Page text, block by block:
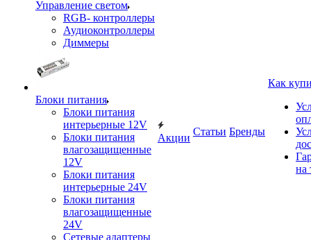
Управление светом
RGB- контроллеры
Аудиоконтроллеры
Диммеры
Блоки питания
Блоки питания
интерьерные 12V
Блоки питания
влагозащищенные
12V
Блоки питания
интерьерные 24V
Блоки питания
влагозащищенные
24V
Сетевые адаптеры
Акции
Статьи Бренды
Как
на